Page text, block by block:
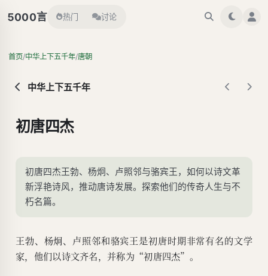
5000言 热门 讨论
首页/中华上下五千年/唐朝
中华上下五千年
初唐四杰
初唐四杰王勃、杨炯、卢照邻与骆宾王，如何以诗文革
新浮艳诗风，推动唐诗发展。探索他们的传奇人生与不
朽名篇。
王勃、杨炯、卢照邻和骆宾王是初唐时期非常有名的文学
家，他们以诗文齐名，并称为“初唐四杰”。